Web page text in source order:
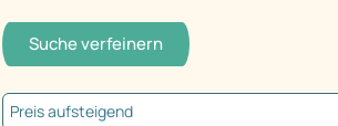
Suche verfeinern